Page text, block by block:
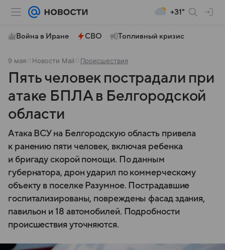
+31°
Война в Иране СВО Топливный кризис
9 мая Новости Mail Происшествия
Пять человек пострадали при
атаке БПЛА в Белгородской
области
Атака ВСУ на Белгородскую область привела
к ранению пяти человек, включая ребенка
и бригаду скорой помощи. По данным
губернатора, дрон ударил по коммерческому
объекту в поселке Разумное. Пострадавшие
госпитализированы, повреждены фасад здания,
павильон и 18 автомобилей. Подробности
происшествия уточняются.